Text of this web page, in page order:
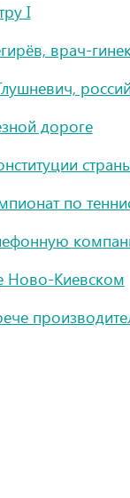
I
врач-
дороге
по
Ново-Киевском